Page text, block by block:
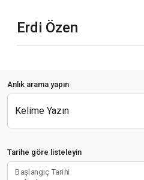
Erdi Özen
Anlık arama yapın
Kelime Yazın
Tarihe göre listeleyin
Başlangıç Tarihi